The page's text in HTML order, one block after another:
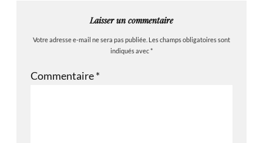
Laisser un commentaire
Votre adresse e-mail ne sera pas publiée. Les champs obligatoires sont
indiqués avec*
Commentaire*